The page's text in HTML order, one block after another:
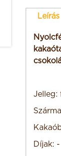
Leírás
Jelleg:
Díjak: -